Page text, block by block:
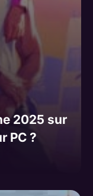
2025 sur
PC ?